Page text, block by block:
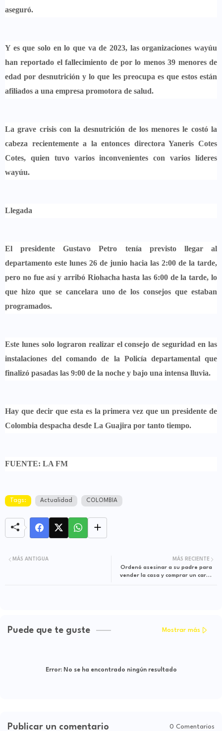
aseguró.
Y es que solo en lo que va de 2023, las organizaciones wayúu
han reportado el fallecimiento de por lo menos 39 menores de
edad por desnutricióny lo que les preocupa es que estos están
afiliados a una empresa promotora de salud.
La grave crisis con la desnutrición de los menores le costó la
cabeza recientemente a la entonces directora Yaneris Cotes
Cotes, quien tuvo varios inconvenientes con varios líderes
wayúu.
Llegada
El presidente Gustavo Petro tenía previsto llegar al
departamento este lunes 26 de junio hacia las 2:00 de la tarde,
pero no fue así y arribó Riohacha hasta las 6:00 de la tarde, lo
que hizo que se cancelara uno de los consejos que estaban
programados.
Este lunes solo lograron realizar el consejo de seguridad en las
instalaciones del comando de la Policía departamental que
finalizó pasadas las 9:00 de la noche y bajo una intensa lluvia.
Hay que decir que esta es la primera vez que un presidente de
Colombia despacha desde La Guajira por tanto tiempo.
FUENTE: LA FM
Tags: Actualidad COLOMBIA
MÁS RECIENTE
Ordenó asesinar a su padre para
vender la casa y comprar un carro
MÁS ANTIGUA
Puede que te guste Mostrar más
Error:No se ha encontrado ningún resultado
Publicar un comentario 0 Comentarios